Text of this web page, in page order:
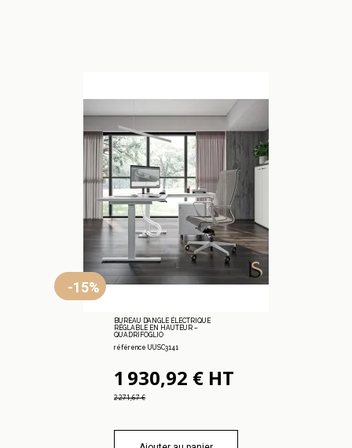
-15%
BUREAU D’ANGLE ÉLECTRIQUE
RÉGLABLE EN HAUTEUR –
QUADRIFOGLIO
référence UUSC3141
1 930,92 € HT
2 271,67 €